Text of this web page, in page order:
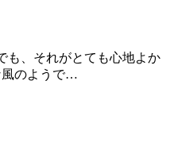
も、それがとても心地よか
風のようで…